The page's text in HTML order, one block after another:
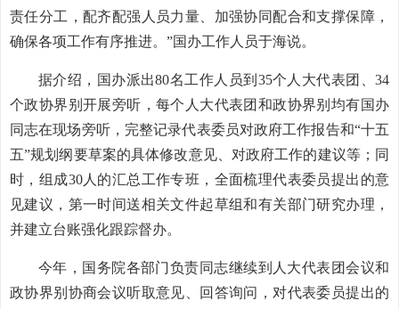
责任分工，配齐配强人员力量、加强协同配合和支撑保障，
确保各项工作有序推进。”国办工作人员于海说。
据介绍，国办派出80名工作人员到35个人大代表团、34
个政协界别开展旁听，每个人大代表团和政协界别均有国办
同志在现场旁听，完整记录代表委员对政府工作报告和“十五
五”规划纲要草案的具体修改意见、对政府工作的建议等；同
时，组成30人的汇总工作专班，全面梳理代表委员提出的意
见建议，第一时间送相关文件起草组和有关部门研究办理，
并建立台账强化跟踪督办。
今年，国务院各部门负责同志继续到人大代表团会议和
政协界别协商会议听取意见、回答询问，对代表委员提出的